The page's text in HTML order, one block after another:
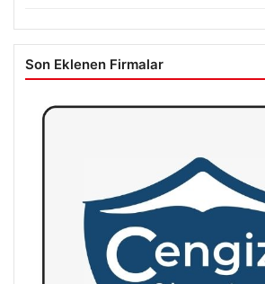
Son Eklenen Firmalar